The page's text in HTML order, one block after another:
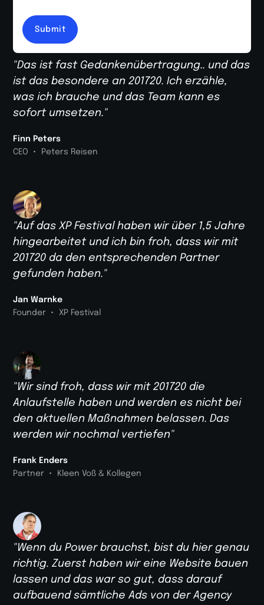
"Das ist fast Gedankenübertragung.. und das
ist das besondere an 201720. Ich erzähle,
was ich brauche und das Team kann es
sofort umsetzen."
Finn Peters
CEO
• Peters Reisen
"Auf das XP Festival haben wir über 1,5 Jahre
hingearbeitet und ich bin froh, dass wir mit
201720 da den entsprechenden Partner
gefunden haben."
Jan Warnke
Founder
• XP Festival
"Wir sind froh, dass wir mit 201720 die
Anlaufstelle haben und werden es nicht bei
den aktuellen Maßnahmen belassen. Das
werden wir nochmal vertiefen"
Frank Enders
Partner
• Kleen Voß & Kollegen
"Wenn du Power brauchst, bist du hier genau
richtig. Zuerst haben wir eine Website bauen
lassen und das war so gut, dass darauf
aufbauend sämtliche Ads von der Agency